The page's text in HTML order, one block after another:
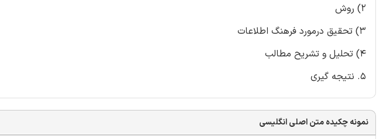
2) روش
3) تحقیق درمورد فرهنگ اطلاعات
4) تحلیل و تشریح مطالب
5. نتیجه گیری
نمونه چکیده متن اصلی انگلیسی